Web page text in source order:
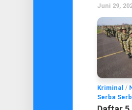
Juni 29,
Kriminal /
Serba